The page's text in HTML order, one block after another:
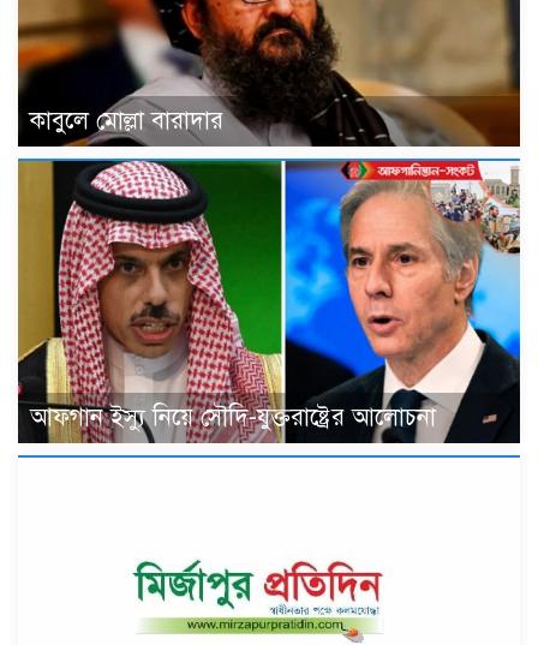
কাবুলে মোল্লা বারাদার
আফগান ইস্যু নিয়ে সৌদি-যুক্তরাষ্ট্রের আলোচনা